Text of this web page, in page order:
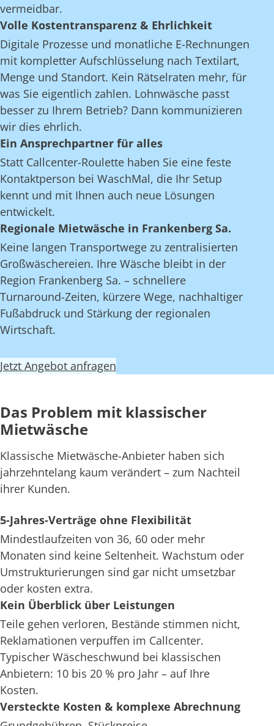
vermeidbar.
Volle Kostentransparenz & Ehrlichkeit
Digitale Prozesse und monatliche E-Rechnungen
mit kompletter Aufschlüsselung nach Textilart,
Menge und Standort. Kein Rätselraten mehr, für
was Sie eigentlich zahlen. Lohnwäsche passt
besser zu Ihrem Betrieb? Dann kommunizieren
wir dies ehrlich.
Ein Ansprechpartner für alles
Statt Callcenter-Roulette haben Sie eine feste
Kontaktperson bei WaschMal, die Ihr Setup
kennt und mit Ihnen auch neue Lösungen
entwickelt.
Regionale Mietwäsche in Frankenberg Sa.
Keine langen Transportwege zu zentralisierten
Großwäschereien. Ihre Wäsche bleibt in der
Region Frankenberg Sa. – schnellere
Turnaround-Zeiten, kürzere Wege, nachhaltiger
Fußabdruck und Stärkung der regionalen
Wirtschaft.
Jetzt Angebot anfragen
Das Problem mit klassischer
Mietwäsche
Klassische Mietwäsche-Anbieter haben sich
jahrzehntelang kaum verändert – zum Nachteil
ihrer Kunden.
5-Jahres-Verträge ohne Flexibilität
Mindestlaufzeiten von 36, 60 oder mehr
Monaten sind keine Seltenheit. Wachstum oder
Umstrukturierungen sind gar nicht umsetzbar
oder kosten extra.
Kein Überblick über Leistungen
Teile gehen verloren, Bestände stimmen nicht,
Reklamationen verpuffen im Callcenter.
Typischer Wäscheschwund bei klassischen
Anbietern: 10 bis 20 % pro Jahr – auf Ihre
Kosten.
Versteckte Kosten & komplexe Abrechnung